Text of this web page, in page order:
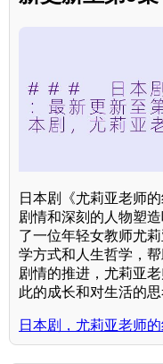
日本剧《尤莉亚老师
剧情和深刻的人物塑
了一位年轻女教师尤
学方式和人生哲学，
剧情的推进，尤莉亚
此的成长和对生活的思
日本剧，尤莉亚老师